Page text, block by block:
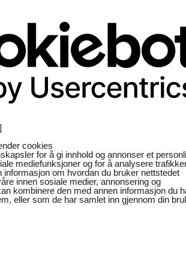
cookies
for å gi innhold og annonser et
mediefunksjoner og for å analysere
informasjon om hvordan du bruker nettstedet
innen sosiale medier, annonsering og
kombinere den med annen informasjon du
eller som de har samlet inn gjennom din